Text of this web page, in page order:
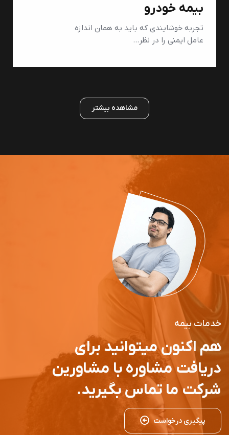
بیمه خودرو
تجربه خوشایندی که باید به همان اندازه
عامل ایمنی را در نظر…
مشاهده بیشتر
خدمات بیمه
هم اکنون میتوانید برای
دریافت مشاوره با مشاورین
شرکت ما تماس بگیرید.
پیگیری درخواست